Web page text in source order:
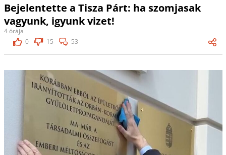
Bejelentette a Tisza Párt: ha szomjasak
vagyunk, igyunk vizet!
4 órája
0
15 53